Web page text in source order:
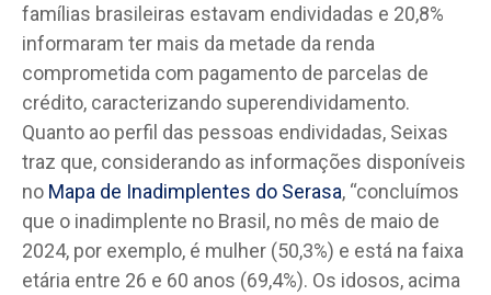
famílias brasileiras estavam endividadas e 20,8%
informaram ter mais da metade da renda
comprometida com pagamento de parcelas de
crédito, caracterizando superendividamento.
Quanto ao perfil das pessoas endividadas, Seixas
traz que, considerando as informações disponíveis
no Mapa de Inadimplentes do Serasa, “concluímos
que o inadimplente no Brasil, no mês de maio de
2024, por exemplo, é mulher (50,3%) e está na faixa
etária entre 26 e 60 anos (69,4%). Os idosos, acima